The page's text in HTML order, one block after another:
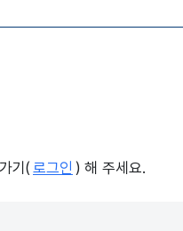
기( 로그인 ) 해 주세요.